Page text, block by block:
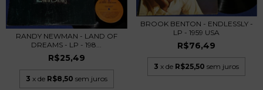
RANDY NEWMAN - LAND OF
DREAMS - LP - 198...
R$25,49
3 x de R$8,50 sem juros
BROOK BENTON - ENDLESSLY -
LP - 1959 USA
R$76,49
3 x de R$25,50 sem juros